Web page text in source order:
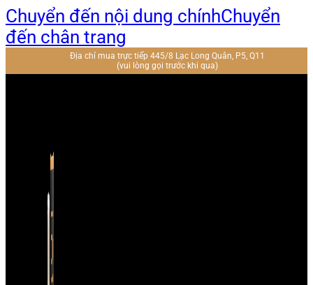
Chuyển đến nội dung chínhChuyển
đến chân trang
Địa chỉ mua trực tiếp 445/8 Lạc Long Quân, P5, Q11
(vui lòng gọi trước khi qua)